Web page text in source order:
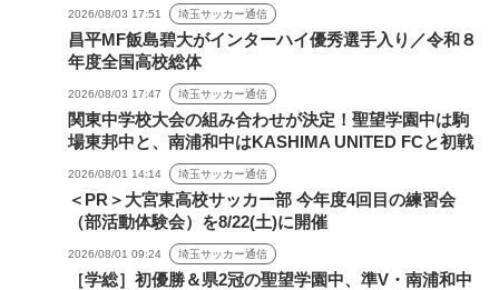
2026/08/03 17:51 埼玉サッカー通信
昌平MF飯島碧大がインターハイ優秀選手入り／令和８
年度全国高校総体
2026/08/03 17:47 埼玉サッカー通信
関東中学校大会の組み合わせが決定！聖望学園中は駒
場東邦中と、南浦和中はKASHIMA UNITED FCと初戦
2026/08/01 14:14 埼玉サッカー通信
＜PR＞大宮東高校サッカー部 今年度4回目の練習会
（部活動体験会）を8/22(土)に開催
2026/08/01 09:24 埼玉サッカー通信
［学総］初優勝＆県2冠の聖望学園中、準V・南浦和中